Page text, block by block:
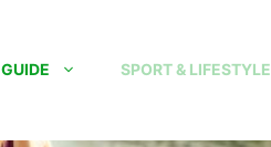
GUIDE SPORT & LIFESTYLE